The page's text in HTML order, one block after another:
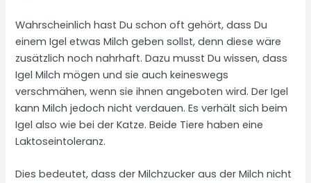
Wahrscheinlich hast Du schon oft gehört, dass Du
einem Igel etwas Milch geben sollst, denn diese wäre
zusätzlich noch nahrhaft. Dazu musst Du wissen, dass
Igel Milch mögen und sie auch keineswegs
verschmähen, wenn sie ihnen angeboten wird. Der Igel
kann Milch jedoch nicht verdauen. Es verhält sich beim
Igel also wie bei der Katze. Beide Tiere haben eine
Laktoseintoleranz.
Dies bedeutet, dass der Milchzucker aus der Milch nicht